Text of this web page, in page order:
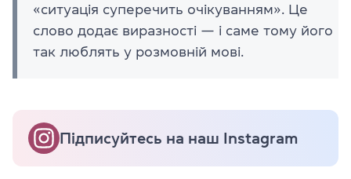
«ситуація суперечить очікуванням». Це
слово додає виразності — і саме тому його
так люблять у розмовній мові.
Підписуйтесь на наш Instagram